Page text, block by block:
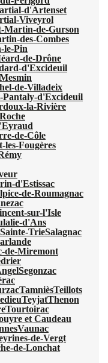
d'Artenset
Viveyrol
Martin-de-Gurson
des-Combes
le-Pin
de-Drône
d'Excideuil
de-Villadeix
Pantaly-d'Excideuil
la-Rivière
de-Côle
les-Fougères
d'Estissac
de-Roumagnac
sur-l'Isle
d'Ans
Sainte-TrieSalagnac
de-Miremont
Segonzac
TamnièsTeillots
TeyjatThenon
Tourtoirac
et Caudeau
Vaunac
de-Vergt
de-Lonchat